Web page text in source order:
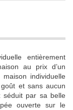
entièrement
au prix d’un
individuelle
et sans aucun
séduit par sa belle
ouverte sur le